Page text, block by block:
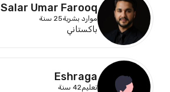
Salar Umar Farooq
موارد بشرية25 سنة
باكستاني
Eshraga
تعليم 42 سنة